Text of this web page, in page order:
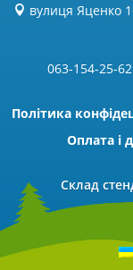
вулиця Яценко
063-154-25-62
Політика
Оплата і
Склад